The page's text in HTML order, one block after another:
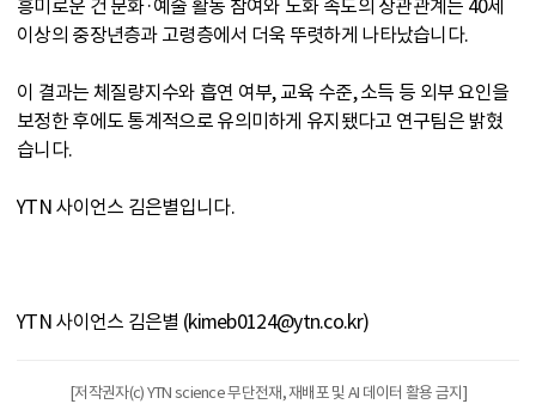
흥미로운 건 문화·예술 활동 참여와 노화 속도의 상관관계는 40세
이상의 중장년층과 고령층에서 더욱 뚜렷하게 나타났습니다.
이 결과는 체질량지수와 흡연 여부, 교육 수준, 소득 등 외부 요인을
보정한 후에도 통계적으로 유의미하게 유지됐다고 연구팀은 밝혔
습니다.
YTN 사이언스 김은별입니다.
YTN 사이언스 김은별 (kimeb0124@ytn.co.kr)
[저작권자(c) YTN science 무단전재, 재배포 및 AI 데이터 활용 금지]